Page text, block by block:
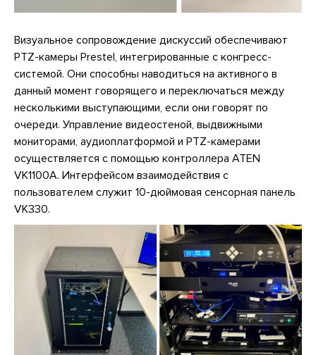
Визуальное сопровождение дискуссий обеспечивают
PTZ-камеры Prestel, интегрированные с конгресс-
системой. Они способны наводиться на активного в
данный момент говорящего и переключаться между
несколькими выступающими, если они говорят по
очереди. Управление видеостеной, выдвижными
мониторами, аудиоплатформой и PTZ-камерами
осуществляется с помощью контроллера ATEN
VK1100A. Интерфейсом взаимодействия с
пользователем служит 10-дюймовая сенсорная панель
VK330.